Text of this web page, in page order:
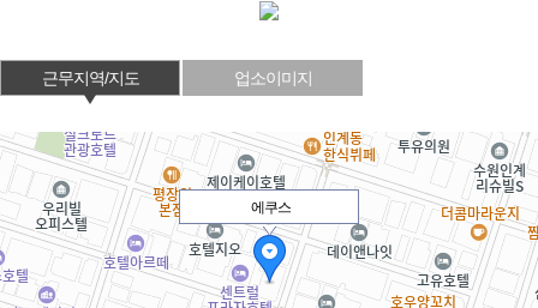
근무지역/지도 업소이미지
에쿠스